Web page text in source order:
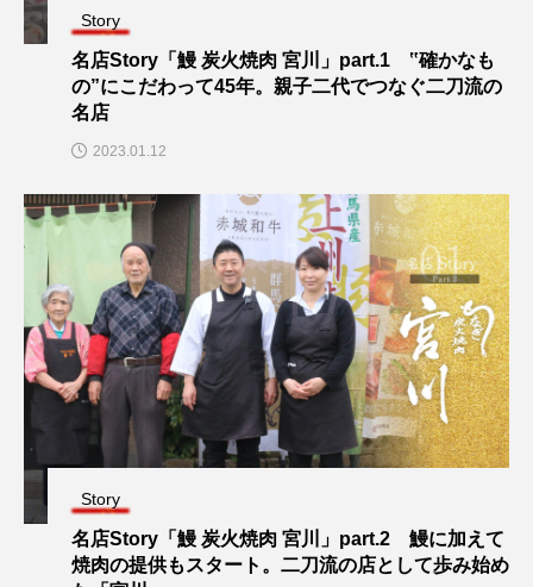
Story
名店Story「鰻 炭火焼肉 宮川」part.1 ‟確かなも
の”にこだわって45年。親子二代でつなぐ二刀流の
名店
2023.01.12
Story
名店Story「鰻 炭火焼肉 宮川」part.2 鰻に加えて
焼肉の提供もスタート。二刀流の店として歩み始め